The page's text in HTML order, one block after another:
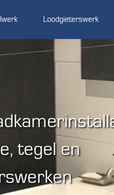
Loodgieterswerk
tegel en